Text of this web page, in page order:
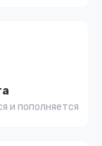
и пополняется